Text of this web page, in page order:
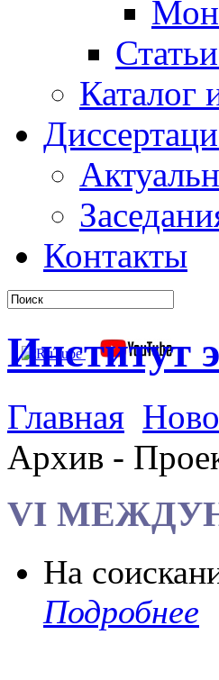
Контакты
Институт
Главная
Архив -
VI
На
Подробнее